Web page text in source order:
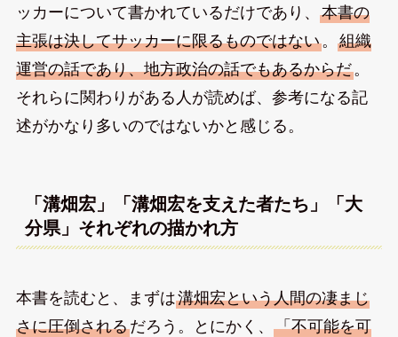
ッカーについて書かれているだけであり、 本書の
主張は決してサッカーに限るものではない。 組織
運営の話であり、地方政治の話でもあるからだ。
それらに関わりがある人が読めば、参考になる記
述がかなり多いのではないかと感じる。
「溝畑宏」「溝畑宏を支えた者たち」「大
分県」それぞれの描かれ方
本書を読むと、まずは溝畑宏という人間の凄まじ
さに圧倒されるだろう。とにかく、 「不可能を可